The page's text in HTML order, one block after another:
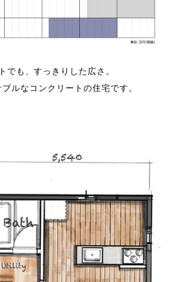
でも、すっきりした広さ。
ルなコンクリートの住宅です。